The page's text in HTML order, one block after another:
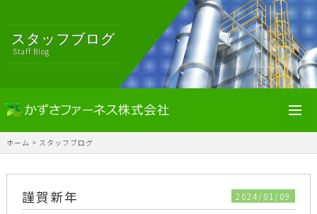
スタッフブログ
Staff Blog
ホーム > スタッフブログ
謹賀新年 2024/01/09